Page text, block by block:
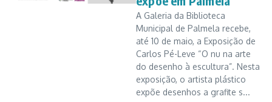
A Galeria da Biblioteca
Municipal de Palmela recebe,
até 10 de maio, a Exposição de
Carlos Pé-Leve “O nu na arte
do desenho à escultura”. Nesta
exposição, o artista plástico
expõe desenhos a grafite s...